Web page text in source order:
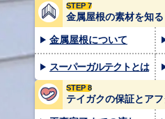
STEP 7
金属屋根の素材を知る
金属屋根について
スーパーガルテクトとは
STEP 8
テイガクの保証とア